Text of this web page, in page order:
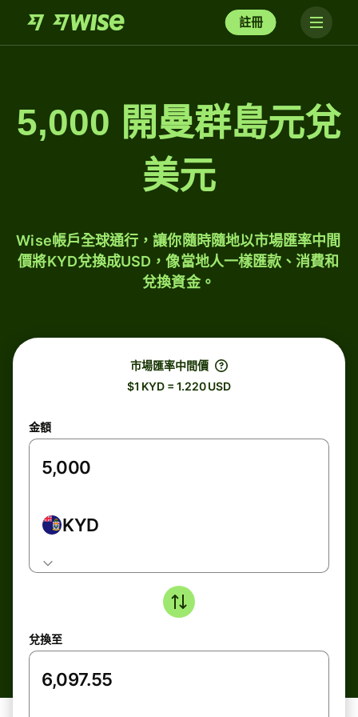
註冊
5,000 開曼群島元兌
美元
Wise帳戶全球通行，讓你隨時隨地以市場匯率中間
價將KYD兌換成USD，像當地人一樣匯款、消費和
兌換資金。
市場匯率中間價
$1 KYD = 1.220 USD
金額
KYD
兌換至